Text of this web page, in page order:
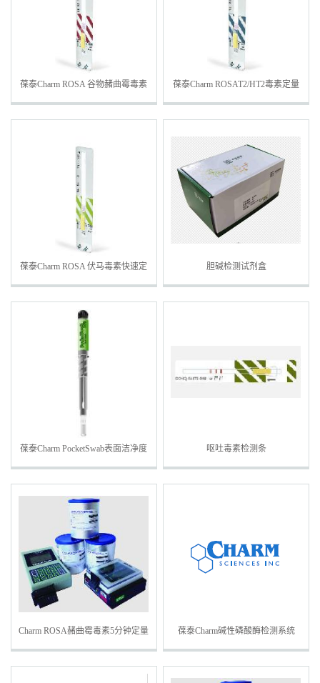
葆泰Charm ROSA 谷物赭曲霉毒素
A检测条
葆泰Charm ROSAT2/HT2毒素定量
检测条
葆泰Charm ROSA 伏马毒素快速定
量检测条
胆碱检测试剂盒
葆泰Charm PocketSwab表面洁净度
检测棒
呕吐毒素检测条
Charm ROSA赭曲霉毒素5分钟定量
检测条-行业标准
葆泰Charm碱性磷酸酶检测系统